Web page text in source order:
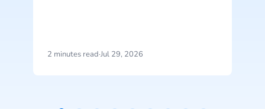
2 minutes read·Jul 29, 2026